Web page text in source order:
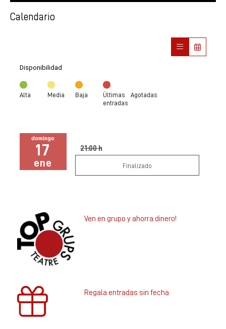
Calendario
Disponibilidad
Alta Media Baja
Últimas
entradas
Agotadas
domingo
17
ene
21:00 h
Finalizado
Ven en grupo y ahorra dinero!
Regala entradas sin fecha